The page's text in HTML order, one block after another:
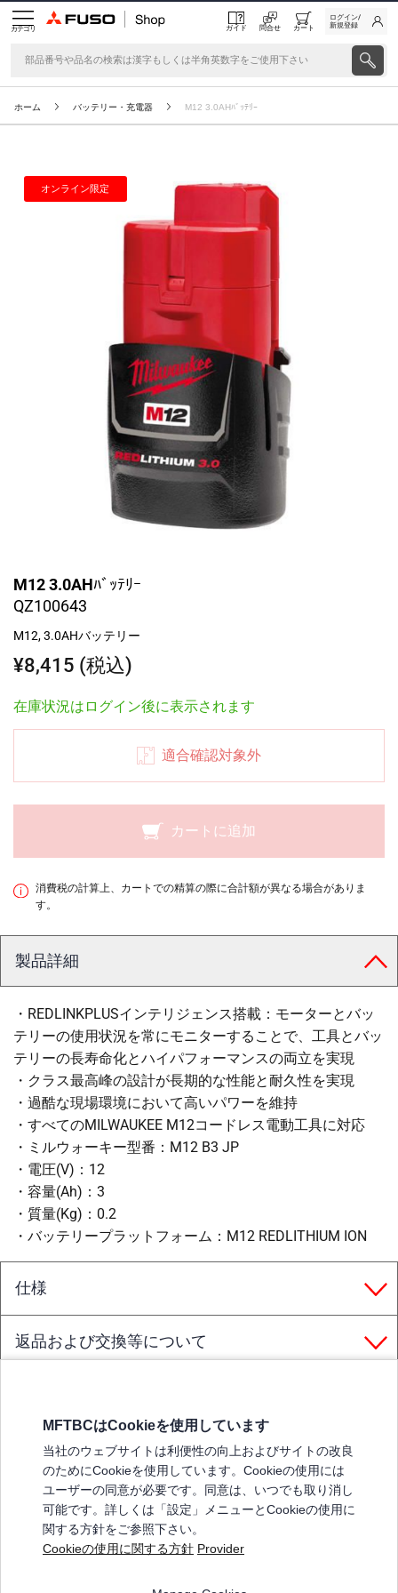
カテゴリ ガイド 問合せ カート
ログイン/
新規登録
ホーム バッテリー・充電器 M12 3.0AHﾊﾞｯﾃﾘｰ
オンライン限定
M12 3.0AHﾊﾞｯﾃﾘｰ
QZ100643
M12, 3.0AHバッテリー
¥8,415 (税込)
在庫状況はログイン後に表示されます
適合確認対象外
カートに追加
消費税の計算上、カートでの精算の際に合計額が異なる場合がありま
す。
製品詳細
・REDLINKPLUSインテリジェンス搭載：モーターとバッ
テリーの使用状況を常にモニターすることで、工具とバッ
テリーの長寿命化とハイパフォーマンスの両立を実現
・クラス最高峰の設計が長期的な性能と耐久性を実現
・過酷な現場環境において高いパワーを維持
・すべてのMILWAUKEE M12コードレス電動工具に対応
・ミルウォーキー型番：M12 B3 JP
・電圧(V)：12
・容量(Ah)：3
・質量(Kg)：0.2
・バッテリープラットフォーム：M12 REDLITHIUM ION
仕様
返品および交換等について
弊社の製品について
販売店リスト
よくある質問 / お問い合わせ
特定商取引法に基づく表記
MFTBCはCookieを使用しています
当社のウェブサイトは利便性の向上およびサイトの改良
のためにCookieを使用しています。Cookieの使用には
ユーザーの同意が必要です。同意は、いつでも取り消し
可能です。詳しくは「設定」メニューとCookieの使用に
関する方針をご参照下さい。
Cookieの使用に関する方針 Provider